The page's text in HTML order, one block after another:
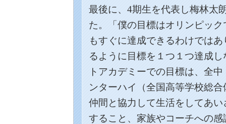
最後に、4期生を代表 し梅林太
た。「僕の目標はオリンピッ
もすぐに達成できるわけでは
るように目標を１つ１つ達成
トアカデミーでの目標は、全
ンターハイ（全国高等学校総合
仲間と協力して生活をしてあ
すること、家族やコーチへの